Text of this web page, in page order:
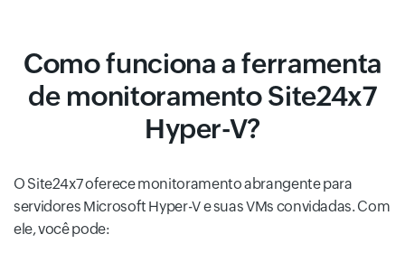
Como funciona a ferramenta
de monitoramento Site24x7
Hyper-V?
O Site24x7 oferece monitoramento abrangente para
servidores Microsoft Hyper-V e suas VMs convidadas. Com
ele, você pode: